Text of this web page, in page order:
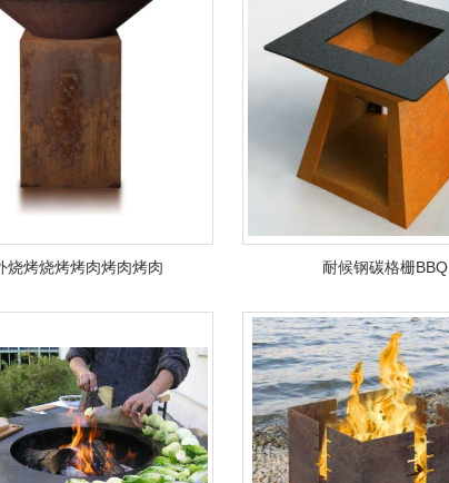
烧烤烧烤烤肉烤肉烤肉 耐候钢碳格栅BBQ